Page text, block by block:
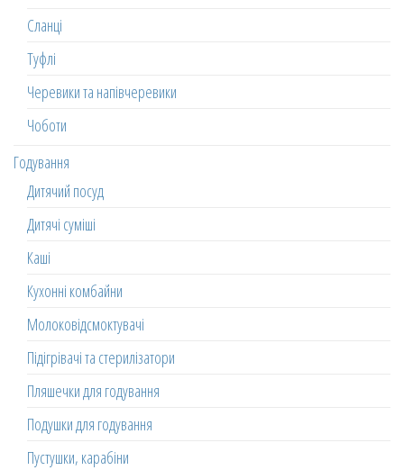
Сланці
Туфлі
Черевики та напівчеревики
Чоботи
Годування
Дитячий посуд
Дитячі суміші
Каші
Кухонні комбайни
Молоковідсмоктувачі
Підігрівачі та стерилізатори
Пляшечки для годування
Подушки для годування
Пустушки, карабіни